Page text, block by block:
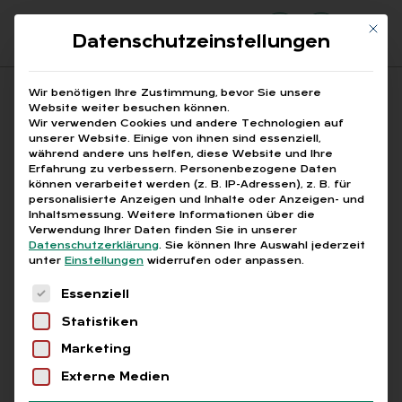
Suchfeld
Suchen
Breadcrumb-Navigation
STARTSEITE
INTERKULTURELLE FÜHRUNGSKOMPETENZ
Alle Bei­trä­ge mit dem
Schlag­wort „in­ter­kul­tu­
rel­le Füh­rungs­kom­pe­
Mit
Datenschutzeinstellungen
Wir benötigen Ihre Zustimmung, bevor Sie unsere
Website weiter besuchen können.
Wir verwenden Cookies und andere Technologien auf
unserer Website. Einige von ihnen sind essenziell,
während andere uns helfen, diese Website und Ihre
Erfahrung zu verbessern. Personenbezogene Daten
können verarbeitet werden (z. B. IP-Adressen), z. B. für
personalisierte Anzeigen und Inhalte oder Anzeigen- und
Inhaltsmessung. Weitere Informationen über die
Verwendung Ihrer Daten finden Sie in unserer
Datenschutzerklärung. Sie können Ihre Auswahl jederzeit
unter Einstellungen widerrufen oder anpassen.
Es folgt eine Liste der Service-Gruppen, für
Essenziell
Statistiken
Marketing
Externe Medien